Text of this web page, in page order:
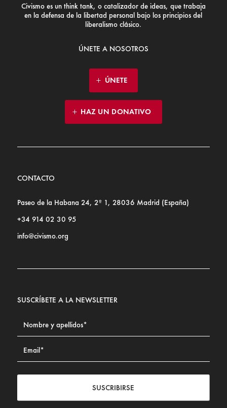
Civismo es un think tank, o catalizador de ideas, que trabaja
en la defensa de la libertad personal bajo los principios del
liberalismo clásico.
ÚNETE A NOSOTROS
ÚNETE
HAZ UN DONATIVO
CONTACTO
Paseo de la Habana 24, 2º 1, 28036 Madrid (España)
+34 914 02 30 95
info@civismo.org
SUSCRÍBETE A LA NEWSLETTER
SUSCRIBIRSE